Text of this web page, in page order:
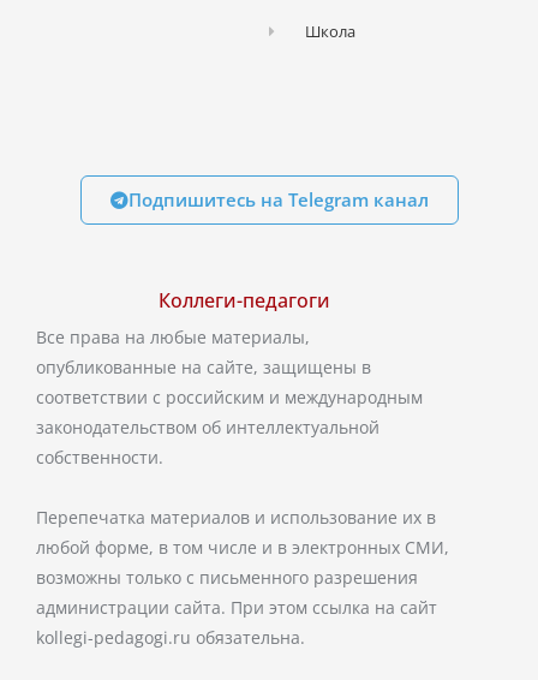
Школа
Подпишитесь на Telegram канал
Коллеги-педагоги
Все права на любые материалы,
опубликованные на сайте, защищены в
соответствии с российским и международным
законодательством об интеллектуальной
собственности.
Перепечатка материалов и использование их в
любой форме, в том числе и в электронных СМИ,
возможны только с письменного разрешения
администрации сайта. При этом ссылка на сайт
kollegi-pedagogi.ru обязательна.